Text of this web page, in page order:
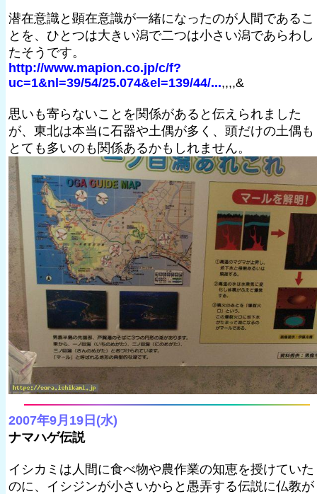
潜在意識と顕在意識が一緒になったのが人間であるこ
とを、ひとつは大きい潟で二つは小さい潟であらわし
たそうです。
http://www.mapion.co.jp/c/f?
uc=1&nl=39/54/25.074&el=139/44/...,,,,&
思いも寄らないことを関係があると伝えられました
が、東北は本当に石器や土偶が多く、頭だけの土偶も
とても多いのも関係あるかもしれません。
2007年9月19日(水)
ナマハゲ伝説
イシカミは人間に食べ物や農作業の知恵を授けていた
のに、イシジンが小さいからと愚弄する伝説に仏教が